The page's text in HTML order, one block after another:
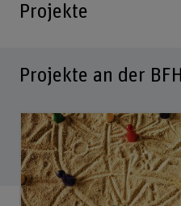
Projekte
Projekte an der BFH